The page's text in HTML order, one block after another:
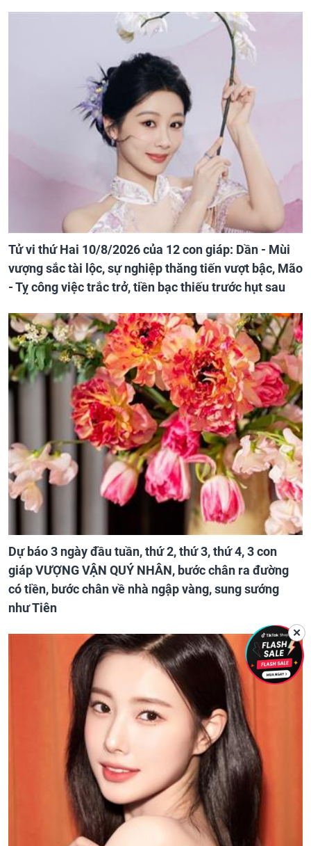
Tử vi thứ Hai 10/8/2026 của 12 con giáp: Dần - Mùi
vượng sắc tài lộc, sự nghiệp thăng tiến vượt bậc, Mão
- Tỵ công việc trắc trở, tiền bạc thiếu trước hụt sau
Dự báo 3 ngày đầu tuần, thứ 2, thứ 3, thứ 4, 3 con
giáp VƯỢNG VẬN QUÝ NHÂN, bước chân ra đường
có tiền, bước chân về nhà ngập vàng, sung sướng
như Tiên
✕